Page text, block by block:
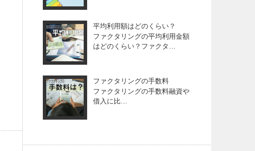
平均利用額はどのくらい？
ファクタリングの平均利用金額
はどのくらい？ファクタ…
ファクタリングの手数料
ファクタリングの手数料融資や
借入に比…